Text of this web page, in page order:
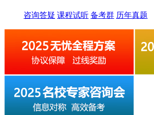
咨询答疑 课程试听 备考群 历年真题